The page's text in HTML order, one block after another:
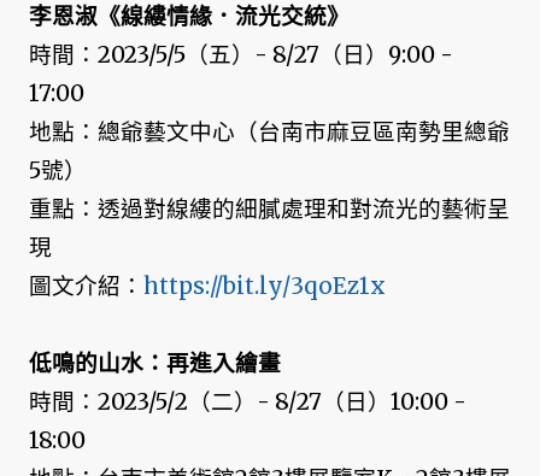
李恩淑《線縷情緣．流光交統》
時間：2023/5/5（五）- 8/27（日）9:00 -
17:00
地點：總爺藝文中心（台南市麻豆區南勢里總爺
5號）
重點：透過對線縷的細膩處理和對流光的藝術呈
現
圖文介紹： https://bit.ly/3qoEz1x
低鳴的山水：再進入繪畫
時間：2023/5/2（二）- 8/27（日）10:00 -
18:00